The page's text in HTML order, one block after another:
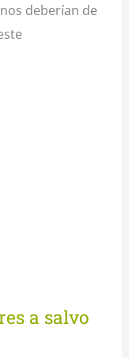
deberían de
a salvo